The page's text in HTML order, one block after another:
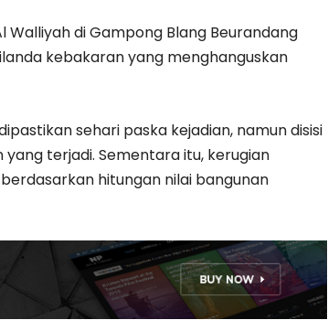
Walliyah di Gampong Blang Beurandang
kebakaran yang menghanguskan
sehari paska kejadian, namun disisi
terjadi. Sementara itu, kerugian
hitungan nilai bangunan